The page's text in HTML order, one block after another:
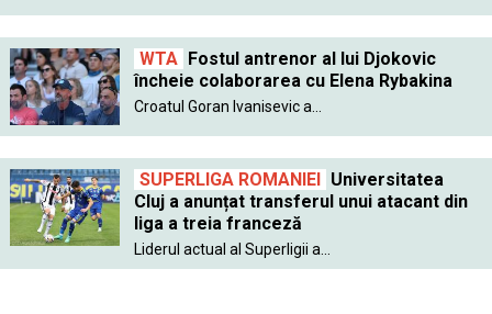
WTA Fostul antrenor al lui Djokovic
încheie colaborarea cu Elena Rybakina
Croatul Goran Ivanisevic a...
SUPERLIGA ROMANIEI Universitatea
Cluj a anunțat transferul unui atacant din
liga a treia franceză
Liderul actual al Superligii a...